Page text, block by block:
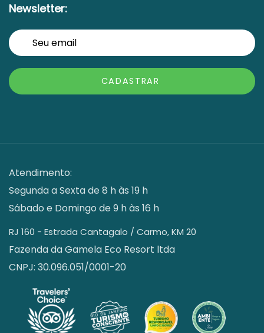
Newsletter:
CADASTRAR
Atendimento:
Segunda a Sexta de 8 h às 19 h
Sábado e Domingo de 9 h às 16 h
RJ 160 - Estrada Cantagalo / Carmo, KM 20
Fazenda da Gamela Eco Resort ltda
CNPJ: 30.096.051/0001-20